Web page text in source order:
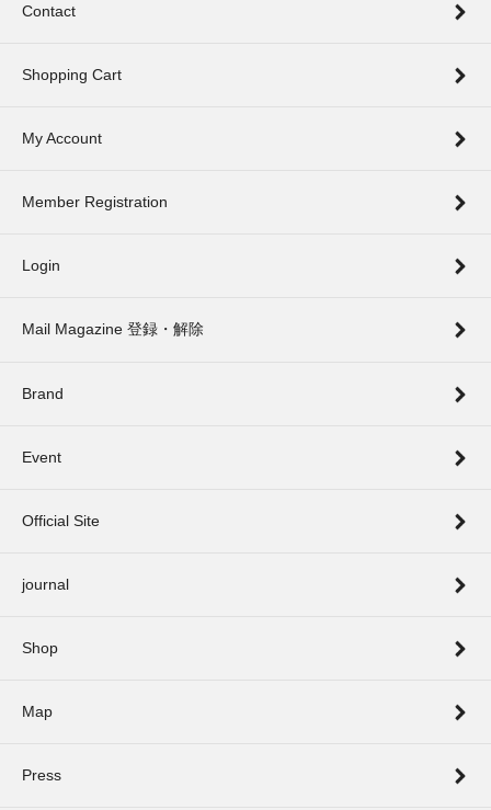
Contact
Shopping Cart
My Account
Member Registration
Login
Mail Magazine 登録・解除
Brand
Event
Official Site
journal
Shop
Map
Press